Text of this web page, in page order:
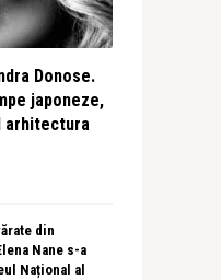
Donose.
japoneze,
arhitectura
din
Nane s-a
Național al